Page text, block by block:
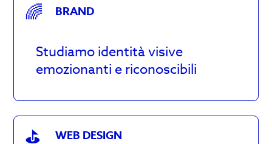
🌈 BRAND
Studiamo identità visive
emozionanti e riconoscibili
⛳️ WEB DESIGN